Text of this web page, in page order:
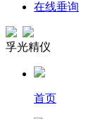
在线垂询
孚光精仪
首页